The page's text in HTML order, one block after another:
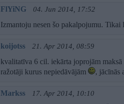
FlYiNG 04. Jun 2014, 17:52
Izmantoju nesen šo pakalpojumu. Tikai
koijotss 21. Apr 2014, 08:59
kvalitatīva 6 cil. iekārta joprojām
ražotāji kurus nepiedāvājām
, jācīnās
Markss 17. Apr 2014, 10:10